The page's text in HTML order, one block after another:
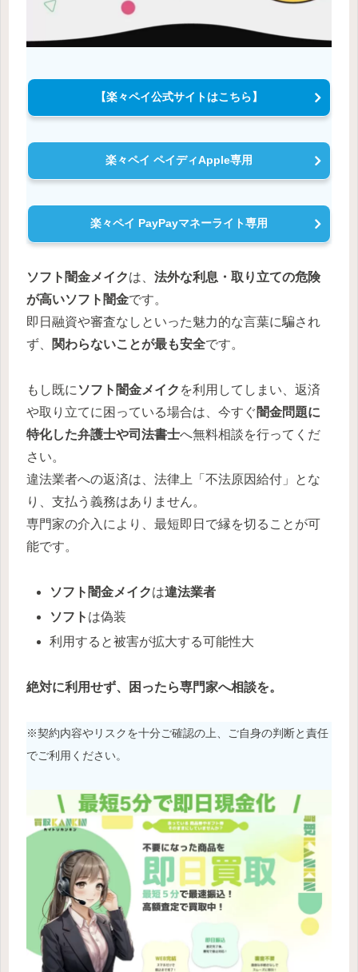
【楽々ペイ公式サイトはこちら】
楽々ペイ ペイディApple専用
楽々ペイ PayPayマネーライト専用
ソフト闇金メイクは、 法外な利息・取り立ての危険
が高いソフト闇金です。
即日融資や審査なしといった魅力的な言葉に騙され
ず、
関わらないことが最も安全です。
もし既に ソフト闇金メイク を利用してしまい、返済
や取り立てに困っている場合は、今すぐ闇金問題に
特化した弁護士や司法書士へ無料相談を行ってくだ
さい。
違法業者への返済は、法律上「不法原因給付」とな
り、支払う義務はありません。
専門家の介入により、最短即日で縁を切ることが可
能です。
ソフト闇金メイクは違法業者
ソフト は偽装
利用すると被害が拡大する可能性大
絶対に利用せず、困ったら専門家へ相談を。
※契約内容やリスクを十分ご確認の上、ご自身の判断と責任
でご利用ください。